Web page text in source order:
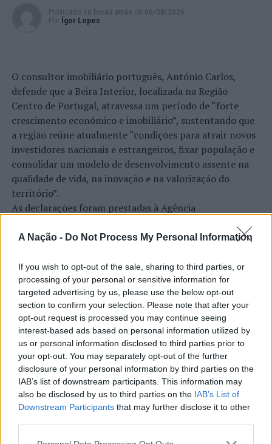
A Nação - Do Not Process My Personal Information
If you wish to opt-out of the sale, sharing to third parties, or
processing of your personal or sensitive information for
targeted advertising by us, please use the below opt-out
section to confirm your selection. Please note that after your
opt-out request is processed you may continue seeing
interest-based ads based on personal information utilized by
us or personal information disclosed to third parties prior to
your opt-out. You may separately opt-out of the further
disclosure of your personal information by third parties on the
IAB’s list of downstream participants. This information may
also be disclosed by us to third parties on the IAB’s List of
Downstream Participants that may further disclose it to other
Miguel Soares
Nada Ético | Arte em Movimento
Fuse
Rafman
2 de agosto:
BlueTonic | Arte em Movimento (vencedores)
Sebastião Antunes
DJ Viktor Soul.
Imagem: CMB.
TÓPICOS RELACIONADOS: BARCELOS
BY THE RIVER
LAZER
PRÓXIMO
PSP entrega equipamento de som aprendido a IPSS da
Nazaré
NÃO PERCA
Voleibol de Praia: Barcelos recebe 2ª etapa do Circuito
Lipton Kombucha
Publicado 16 horas atrás on 06/08/2026
Por
Ígor Lopes
O consultor imobiliário português, António Carlos,
defende que a Beira Interior, localizada na Região
Centro de Portugal, atravessa um período de “forte
crescimento económico e imobiliário”, sustentando que
a região reúne atualmente “condições para atrair novos
investidores nacionais e estrangeiros, fixar população e
consolidar um modelo de desenvolvimento assente na
qualidade de vida, na inovação e na valorização do
território”.
As declarações foram prestadas à Agência
São Tiago, que decorreu entre os dias 16 e 26 de julho,
certames populares de Portugal. Com origens medievais
e realizada anualmente na “Cidade Neve”, a feira conjuga
tradição, atividade económica, comércio, gastronomia,
animação cultural e divulgação empresarial,
constituindo um dos principais momentos de promoção
do município e da Beira Interior.
Para António Carlos, o crescimento alcançado ao longo
dos últimos anos representa o cumprimento dos
objetivos que traçou quando iniciou o seu percurso no
setor imobiliário. O empresário considera que o
reconhecimento conquistado resulta da proximidade
com a comunidade e da capacidade de apoiar não apenas
CONTINUAR A LER
ATUALIDADE
Rio de Janeiro: Governo do Estado
propõe parceria com a FUNCEX para
“reforçar inteligência sobre
comércio exterior”